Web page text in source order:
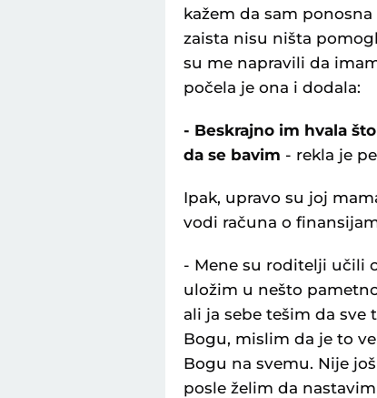
kažem da sam
zaista nisu ništa
su me napravili da
počela je ona i dodala:
- Beskrajno im hvala
da se bavim - rekla je
Ipak, upravo su joj
vodi računa o
- Mene su roditelji učili
uložim u nešto
ali ja sebe tešim da sve
Bogu, mislim da je to
Bogu na svemu. Nije
posle želim da